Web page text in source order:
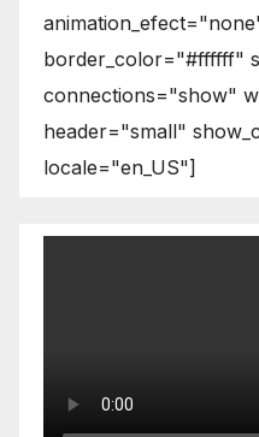
border_color="#ffffff"
connections="show"
header="small"
locale="en_US"]